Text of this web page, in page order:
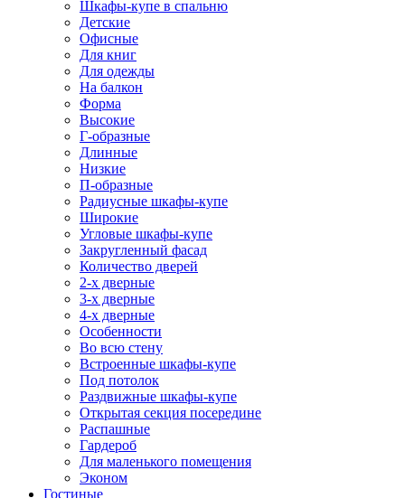
Шкафы-купе в спальню
Детские
Офисные
Для книг
Для одежды
На балкон
Форма
Высокие
Г-образные
Длинные
Низкие
П-образные
Радиусные шкафы-купе
Широкие
Угловые шкафы-купе
Закругленный фасад
Количество дверей
2-х дверные
3-х дверные
4-х дверные
Особенности
Во всю стену
Встроенные шкафы-купе
Под потолок
Раздвижные шкафы-купе
Открытая секция посередине
Распашные
Гардероб
Для маленького помещения
Эконом
Гостиные